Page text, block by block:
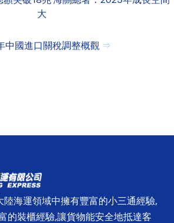
大
中國進口關稅調整概觀⇒
海運領域中擁有豐富的小三通經驗,
的裝櫃經驗,讓貨物能安全地抵達客